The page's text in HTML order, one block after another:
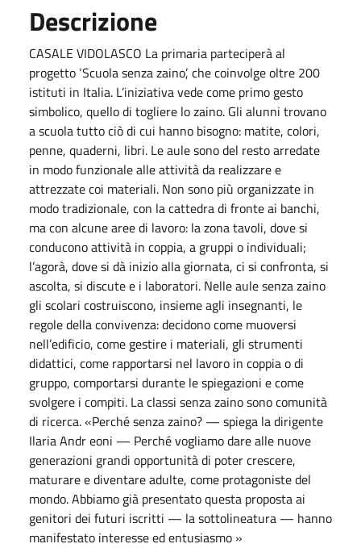
Descrizione
CASALE VIDOLASCO La primaria parteciperà al
progetto ‘Scuola senza zaino’, che coinvolge oltre 200
istituti in Italia. L’iniziativa vede come primo gesto
simbolico, quello di togliere lo zaino. Gli alunni trovano
a scuola tutto ciò di cui hanno bisogno: matite, colori,
penne, quaderni, libri. Le aule sono del resto arredate
in modo funzionale alle attività da realizzare e
attrezzate coi materiali. Non sono più organizzate in
modo tradizionale, con la cattedra di fronte ai banchi,
ma con alcune aree di lavoro: la zona tavoli, dove si
conducono attività in coppia, a gruppi o individuali;
l’agorà, dove si dà inizio alla giornata, ci si confronta, si
ascolta, si discute e i laboratori. Nelle aule senza zaino
gli scolari costruiscono, insieme agli insegnanti, le
regole della convivenza: decidono come muoversi
nell’edificio, come gestire i materiali, gli strumenti
didattici, come rapportarsi nel lavoro in coppia o di
gruppo, comportarsi durante le spiegazioni e come
svolgere i compiti. La classi senza zaino sono comunità
di ricerca. «Perché senza zaino? — spiega la dirigente
Ilaria Andr eoni — Perché vogliamo dare alle nuove
generazioni grandi opportunità di poter crescere,
maturare e diventare adulte, come protagoniste del
mondo. Abbiamo già presentato questa proposta ai
genitori dei futuri iscritti — la sottolineatura — hanno
manifestato interesse ed entusiasmo »